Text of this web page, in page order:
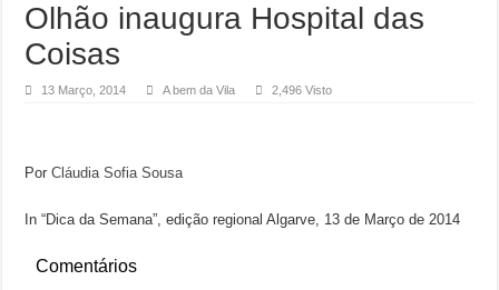
Olhão inaugura Hospital das
Coisas
13 Março, 2014 A bem da Vila 2,496 Visto
PorCláudia Sofia Sousa
In “Dica da Semana”, edição regional Algarve, 13 de Março de 2014
Comentários